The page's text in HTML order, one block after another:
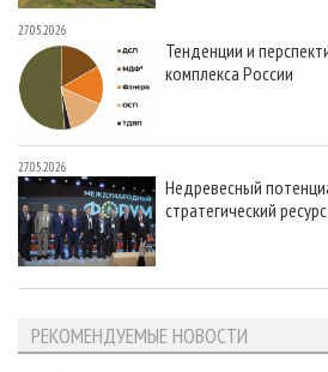
27.05.2026
Тенденции и
комплекса России
27.05.2026
Недревесный
стратегический
РЕКОМЕНДУЕМЫЕ НОВОСТИ